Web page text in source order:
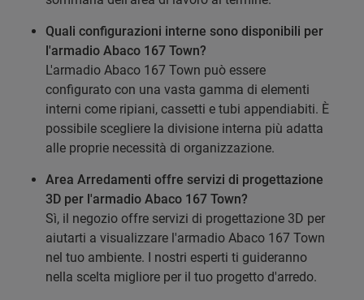
Quali configurazioni interne sono disponibili per
l'armadio Abaco 167 Town?
L'armadio Abaco 167 Town può essere
configurato con una vasta gamma di elementi
interni come ripiani, cassetti e tubi appendiabiti. È
possibile scegliere la divisione interna più adatta
alle proprie necessità di organizzazione.
Area Arredamenti offre servizi di progettazione
3D per l'armadio Abaco 167 Town?
Sì, il negozio offre servizi di progettazione 3D per
aiutarti a visualizzare l'armadio Abaco 167 Town
nel tuo ambiente. I nostri esperti ti guideranno
nella scelta migliore per il tuo progetto d'arredo.